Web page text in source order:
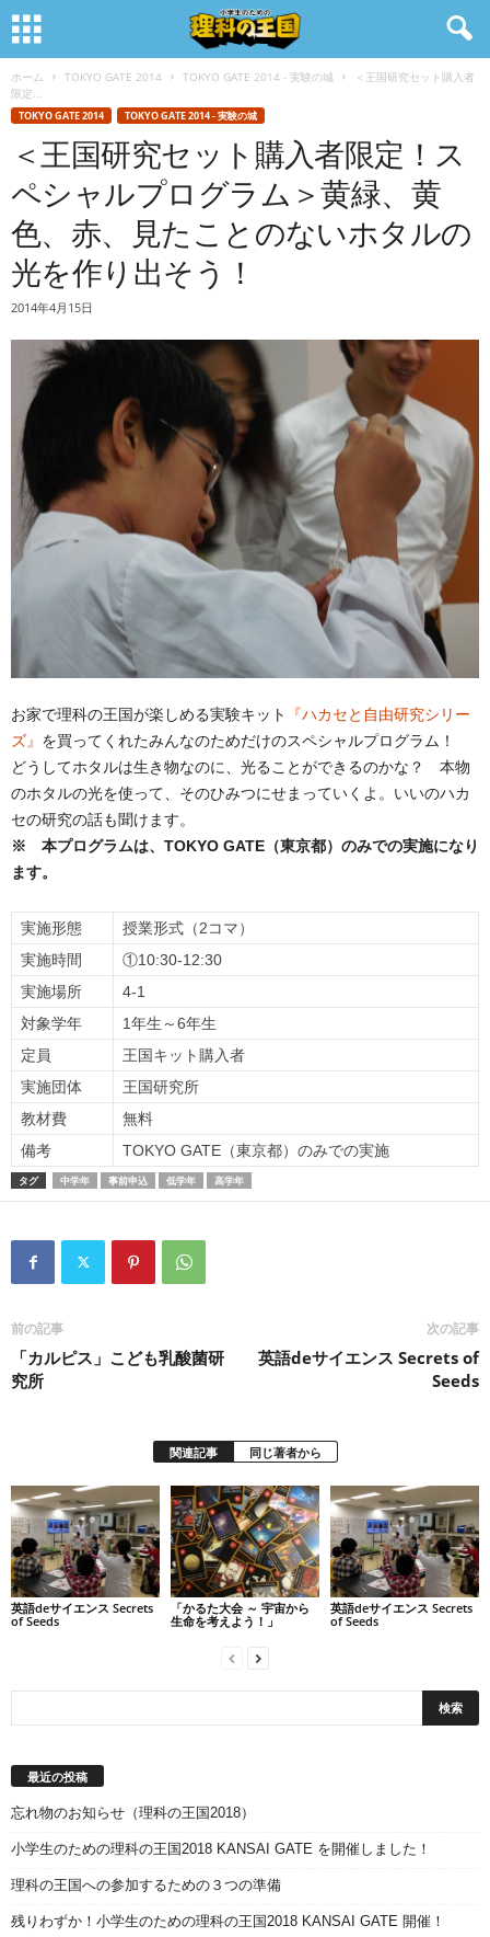
ホーム TOKYO GATE 2014 TOKYO GATE 2014 - 実験の城
＜王国研究セット購入者
限定...
TOKYO GATE 2014 TOKYO GATE 2014 - 実験の城
＜王国研究セット購入者限定！ス
ペシャルプログラム＞黄緑、黄
色、赤、見たことのないホタルの
光を作り出そう！
2014年4月15日
お家で理科の王国が楽しめる実験キット
『ハカセと自由研究シリー
ズ』 を買ってくれたみんなのためだけのスペシャルプログラム！
どうしてホタルは生き物なのに、光ることができるのかな？ 本物
のホタルの光を使って、そのひみつにせまっていくよ。いいのハカ
セの研究の話も聞けます。
※ 本プログラムは、TOKYO GATE（東京都）のみでの実施になり
ます。
実施形態
授業形式（2コマ）
実施時間
①10:30-12:30
実施場所
4-1
対象学年
1年生～6年生
定員
王国キット購入者
実施団体
王国研究所
教材費
無料
備考
TOKYO GATE（東京都）のみでの実施
タグ 中学年 事前申込 低学年 高学年
前の記事
「カルピス」こども乳酸菌研
究所
次の記事
英語deサイエンス Secrets of
Seeds
関連記事 同じ著者から
英語deサイエンス Secrets
of Seeds
「かるた大会 ～ 宇宙から
生命を考えよう！」
英語deサイエンス Secrets
of Seeds
最近の投稿
忘れ物のお知らせ（理科の王国2018）
小学生のための理科の王国2018 KANSAI GATE を開催しました！
理科の王国への参加するための３つの準備
残りわずか！小学生のための理科の王国2018 KANSAI GATE 開催！